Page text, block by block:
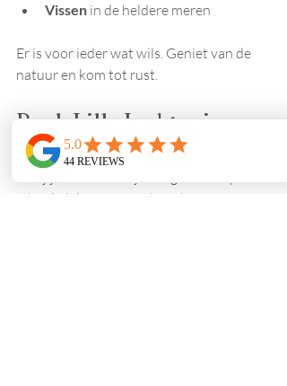
Vissen in de heldere meren
Er is voor ieder wat wils. Geniet van de
natuur en kom tot rust.
Boek Lille Lodge via
Furuheimlodge.com
afhankelijk van een rolstoel of